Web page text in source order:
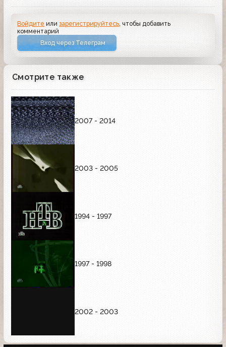
Войдите илизарегистрируйтесь , чтобы добавить
комментарий
Вход через Телеграм
Смотрите также
2007 - 2014
2003 - 2005
1994 - 1997
1997 - 1998
2002 - 2003